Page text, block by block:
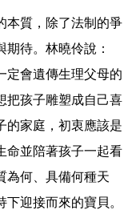
本質，除了法制的爭
待。林曉伶說：
定會遺傳生理父母的
把孩子雕塑成自己喜
的家庭，初衷應該是
命並陪著孩子一起看
為何、具備何種天
迎接而來的寶貝。